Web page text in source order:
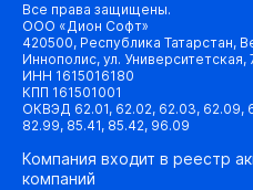
Все права защищены.
ООО «Дион Софт»
420500, Республика Татарстан,
Иннополис, ул.
ИНН 1615016180
КПП 161501001
ОКВЭД 62.01, 62.02, 62.03, 62.09,
82.99, 85.41, 85.42, 96.09
Компания входит в реестр
компаний